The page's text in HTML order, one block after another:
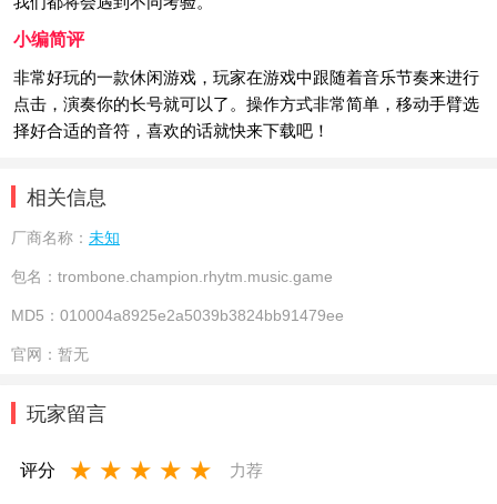
小编简评
非常好玩的一款休闲游戏，玩家在游戏中跟随着音乐节奏来进行
点击，演奏你的长号就可以了。操作方式非常简单，移动手臂选
择好合适的音符，喜欢的话就快来下载吧！
相关信息
厂商名称： 未知
包名： trombone.champion.rhytm.music.game
MD5： 010004a8925e2a5039b3824bb91479ee
官网： 暂无
玩家留言
评分 ★ ★ ★ ★ ★ 力荐